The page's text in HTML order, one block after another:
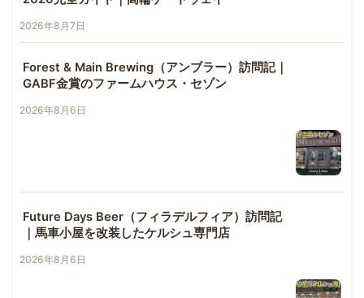
2026年8月7日
Forest & Main Brewing（アンブラー）訪問記｜
GABF金賞のファームハウス・セゾン
2026年8月6日
Future Days Beer（フィラデルフィア）訪問記
｜馬車小屋を改装したケルシュ専門店
2026年8月6日